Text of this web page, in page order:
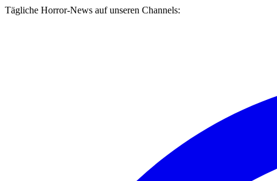
Tägliche Horror-News auf unseren Channels: